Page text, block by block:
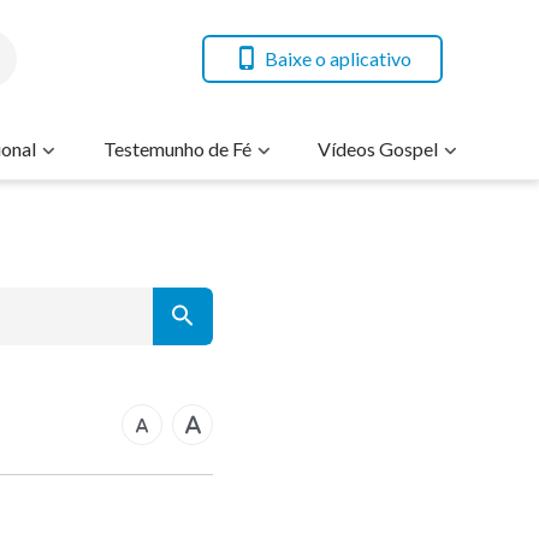
Baixe o aplicativo
Testemunho de Fé Vídeos Gospel